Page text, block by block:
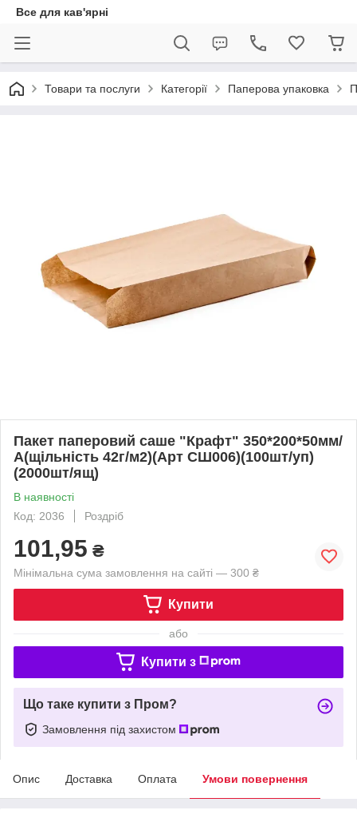
Все для кав'ярні
Товари та послуги Категорії Паперова упаковка
Пакет паперовий саше "Крафт" 350*200*50мм/
А(щільність 42г/м2)(Арт СШ006)(100шт/уп)
(2000шт/ящ)
В наявності
Код: 2036
Роздріб
101,95 ₴
Мінімальна сума замовлення на сайті — 300 ₴
Купити
або
Купити з
Що таке купити з Пром?
Замовлення під захистом
Опис Доставка Оплата Умови повернення